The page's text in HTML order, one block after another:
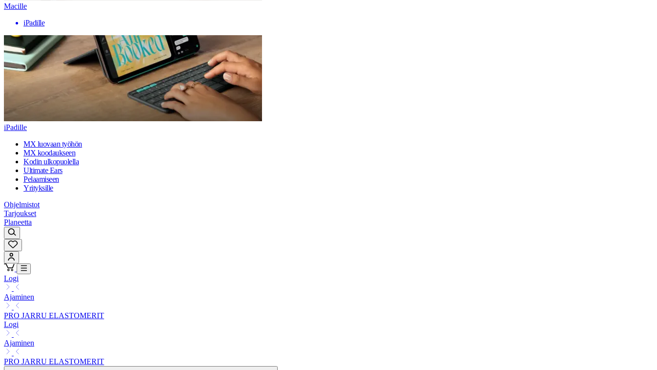
Macille
iPadille
iPadille
MX luovaan työhön
MX koodaukseen
Kodin ulkopuolella
Ultimate Ears
Pelaamiseen
Yrityksille
Ohjelmistot
Tarjoukset
Planeetta
Logi
Ajaminen
PRO JARRU ELASTOMERIT
Logi
Ajaminen
PRO JARRU ELASTOMERIT